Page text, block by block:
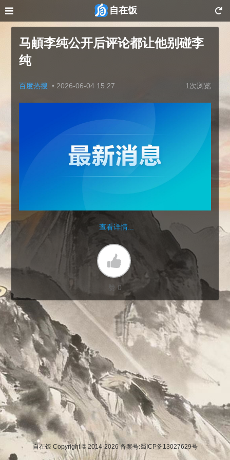
自在饭
马頔李纯公开后评论都让他别碰李
纯
百度热搜 • 2026-06-04 15:27 1次浏览
查看详情...
赞 0
自在饭 Copyright © 2014-2026备案号:蜀ICP备13027629号